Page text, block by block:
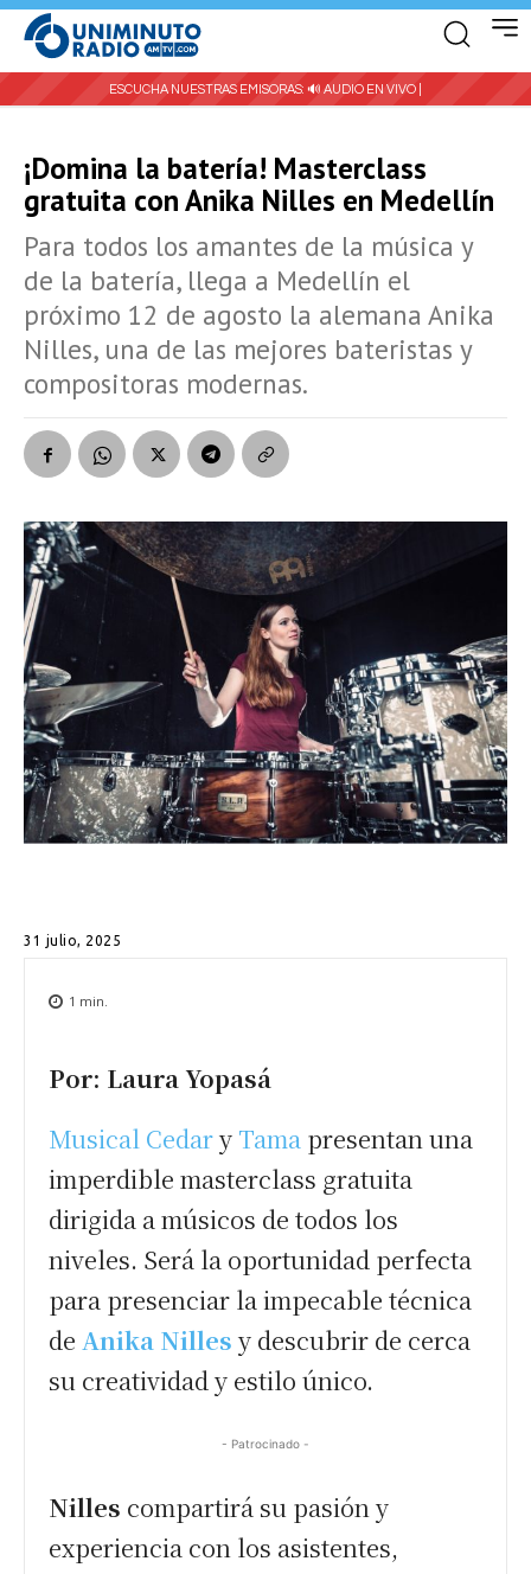
ESCUCHA NUESTRAS EMISORAS: 🔊 AUDIO EN VIVO |
¡Domina la batería! Masterclass
gratuita con Anika Nilles en Medellín
Para todos los amantes de la música y
de la batería, llega a Medellín el
próximo 12 de agosto la alemana Anika
Nilles, una de las mejores bateristas y
compositoras modernas.
31 julio, 2025
1 min.
Por: Laura Yopasá
Musical Cedary Tama presentan una
imperdible masterclass gratuita
dirigida a músicos de todos los
niveles. Será la oportunidad perfecta
para presenciar la impecable técnica
de Anika Nilles y descubrir de cerca
su creatividad y estilo único.
- Patrocinado -
Nilles compartirá su pasión y
experiencia con los asistentes,